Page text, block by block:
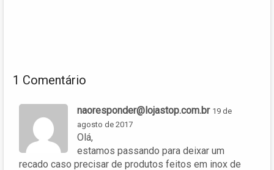
1 Comentário
naoresponder@lojastop.com.br 19 de
agosto de 2017
Olá,
estamos passando para deixar um
recado caso precisar de produtos feitos em inox de